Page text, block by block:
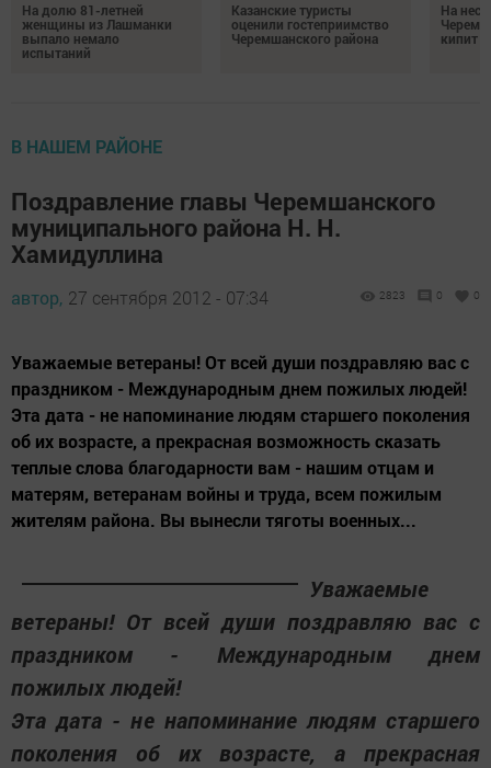
На долю 81-летней
женщины из Лашманки
выпало немало
испытаний
Казанские туристы
оценили гостеприимство
Черемшанского района
На
кипит
В НАШЕМ РАЙОНЕ
Поздравление главы Черемшанского
муниципального района Н. Н.
Хамидуллина
автор, 27 сентября 2012 - 07:34 2823 0 0
Уважаемые ветераны! От всей души поздравляю вас с
праздником - Международным днем пожилых людей!
Эта дата - не напоминание людям старшего поколения
об их возрасте, а прекрасная возможность сказать
теплые слова благодарности вам - нашим отцам и
матерям, ветеранам войны и труда, всем пожилым
жителям района. Вы вынесли тяготы военных...
Уважаемые
ветераны! От всей души поздравляю вас с
праздником - Международным днем
пожилых людей!
Эта дата - не напоминание людям старшего
поколения об их возрасте, а прекрасная